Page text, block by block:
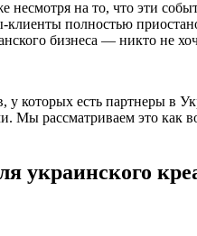
на то, что эти
полностью
бизнеса — никто не
у которых есть партнеры в
Мы рассматриваем это как
украинского